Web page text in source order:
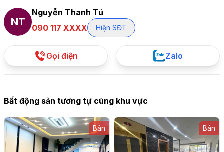
NT
Nguyễn Thanh Tú
090 117 XXXX
Hiện SĐT
Gọi điện Zalo
Bất động sản tương tự cùng khu vực
Bán Bán